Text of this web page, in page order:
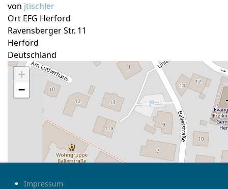
von jtischler
Ort EFG Herford
Ravensberger Str. 11
Herford
Deutschland
+
−
Impressum